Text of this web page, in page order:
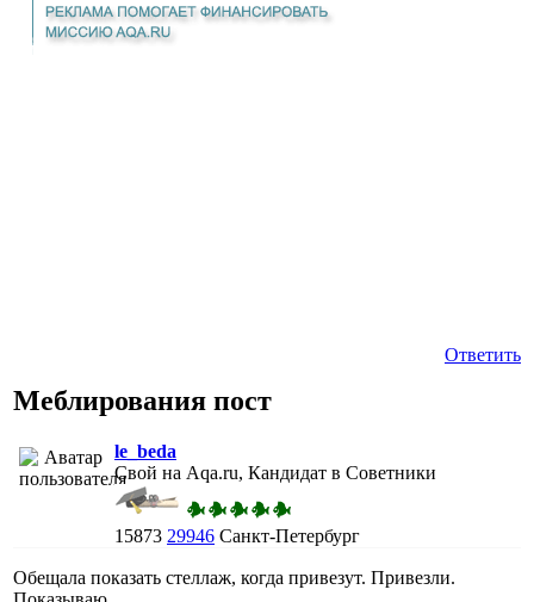
Ответить
Меблирования пост
le_beda
Свой на Aqa.ru, Кандидат в Советники
15873 29946 Санкт-Петербург
Обещала показать стеллаж, когда привезут. Привезли.